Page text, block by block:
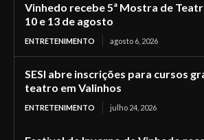
Vinhedo recebe 5ª Mostra de
10 e 13 de agosto
ENTRETENIMENTO agosto 6, 2026
SESI abre inscrições para cursos
teatro em Valinhos
ENTRETENIMENTO julho 24, 2026